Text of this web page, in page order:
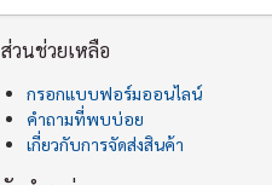
ส่วนช่วยเหลือ
กรอกแบบฟอร์มออนไลน์
คำถามที่พบบ่อย
เกี่ยวกับการจัดส่งสินค้า